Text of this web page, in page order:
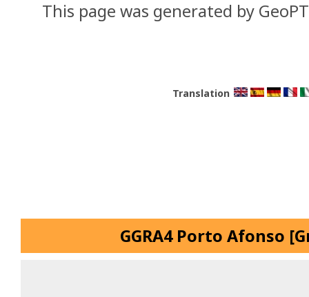
This page was generated by
Translation
GGRA4 Porto Afonso